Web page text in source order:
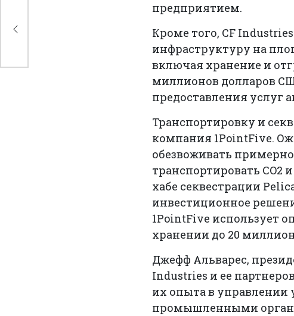
предприятием.
Кроме того, CF
инфраструктуру на
включая хранение и
миллионов долларов
предоставления услуг
Транспортировку и
компания 1PointFive.
обезвоживать
транспортировать CO2
хабе секвестрации
инвестиционное
1PointFive использует
хранении до 20
Джефф Альварес,
Industries и ее
их опыта в управлении
промышленными